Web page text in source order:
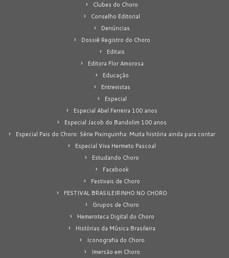
Clubes do Choro
Conselho Editorial
Denúncias
Dossiê Registro do Choro
Editais
Editora Flor Amorosa
Educação
Entrevistas
Especial
Especial Abel Ferreira 100 anos
Especial Jacob do Bandolim 100 anos
Especial Pais do Choro: Série Pixinguinha: Muita história ainda para contar
Especial Viva Hermeto Pascoal
Estudando Choro
Facebook
Festivais de Choro
FESTIVAL BRASILEIRINHO NO CHORO
Grupos de Choro
Hemeroteca Digital do Choro
Histórias da Música Brasileira
Iconografia do Choro
Imersão em Choro